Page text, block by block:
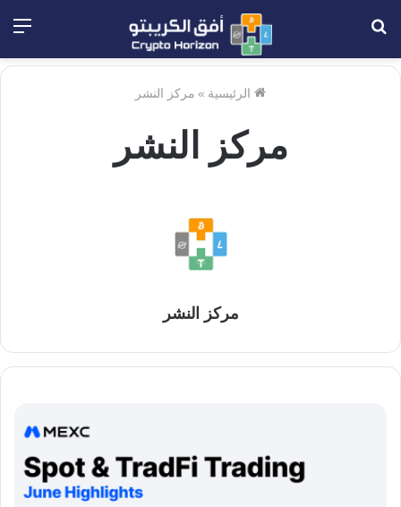
الرئيسية » مركز النشر
مركز النشر
مركز النشر